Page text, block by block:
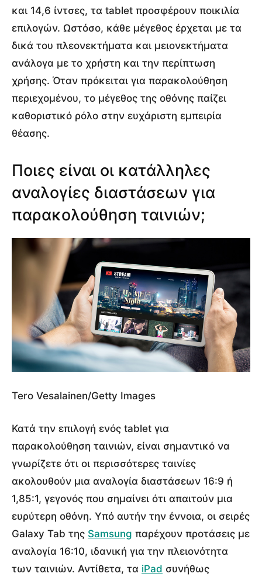
και 14,6 ίντσες, τα tablet προσφέρουν ποικιλία
επιλογών. Ωστόσο, κάθε μέγεθος έρχεται με τα
δικά του πλεονεκτήματα και μειονεκτήματα
ανάλογα με το χρήστη και την περίπτωση
χρήσης. Όταν πρόκειται για παρακολούθηση
περιεχομένου, το μέγεθος της οθόνης παίζει
καθοριστικό ρόλο στην ευχάριστη εμπειρία
θέασης.
Ποιες είναι οι κατάλληλες
αναλογίες διαστάσεων για
παρακολούθηση ταινιών;
Tero Vesalainen/Getty Images
Κατά την επιλογή ενός tablet για
παρακολούθηση ταινιών, είναι σημαντικό να
γνωρίζετε ότι οι περισσότερες ταινίες
ακολουθούν μια αναλογία διαστάσεων 16:9 ή
1,85:1, γεγονός που σημαίνει ότι απαιτούν μια
ευρύτερη οθόνη. Υπό αυτήν την έννοια, οι σειρές
Galaxy Tab της Samsung παρέχουν προτάσεις με
αναλογία 16:10, ιδανική για την πλειονότητα
των ταινιών. Αντίθετα, τα iPad συνήθως